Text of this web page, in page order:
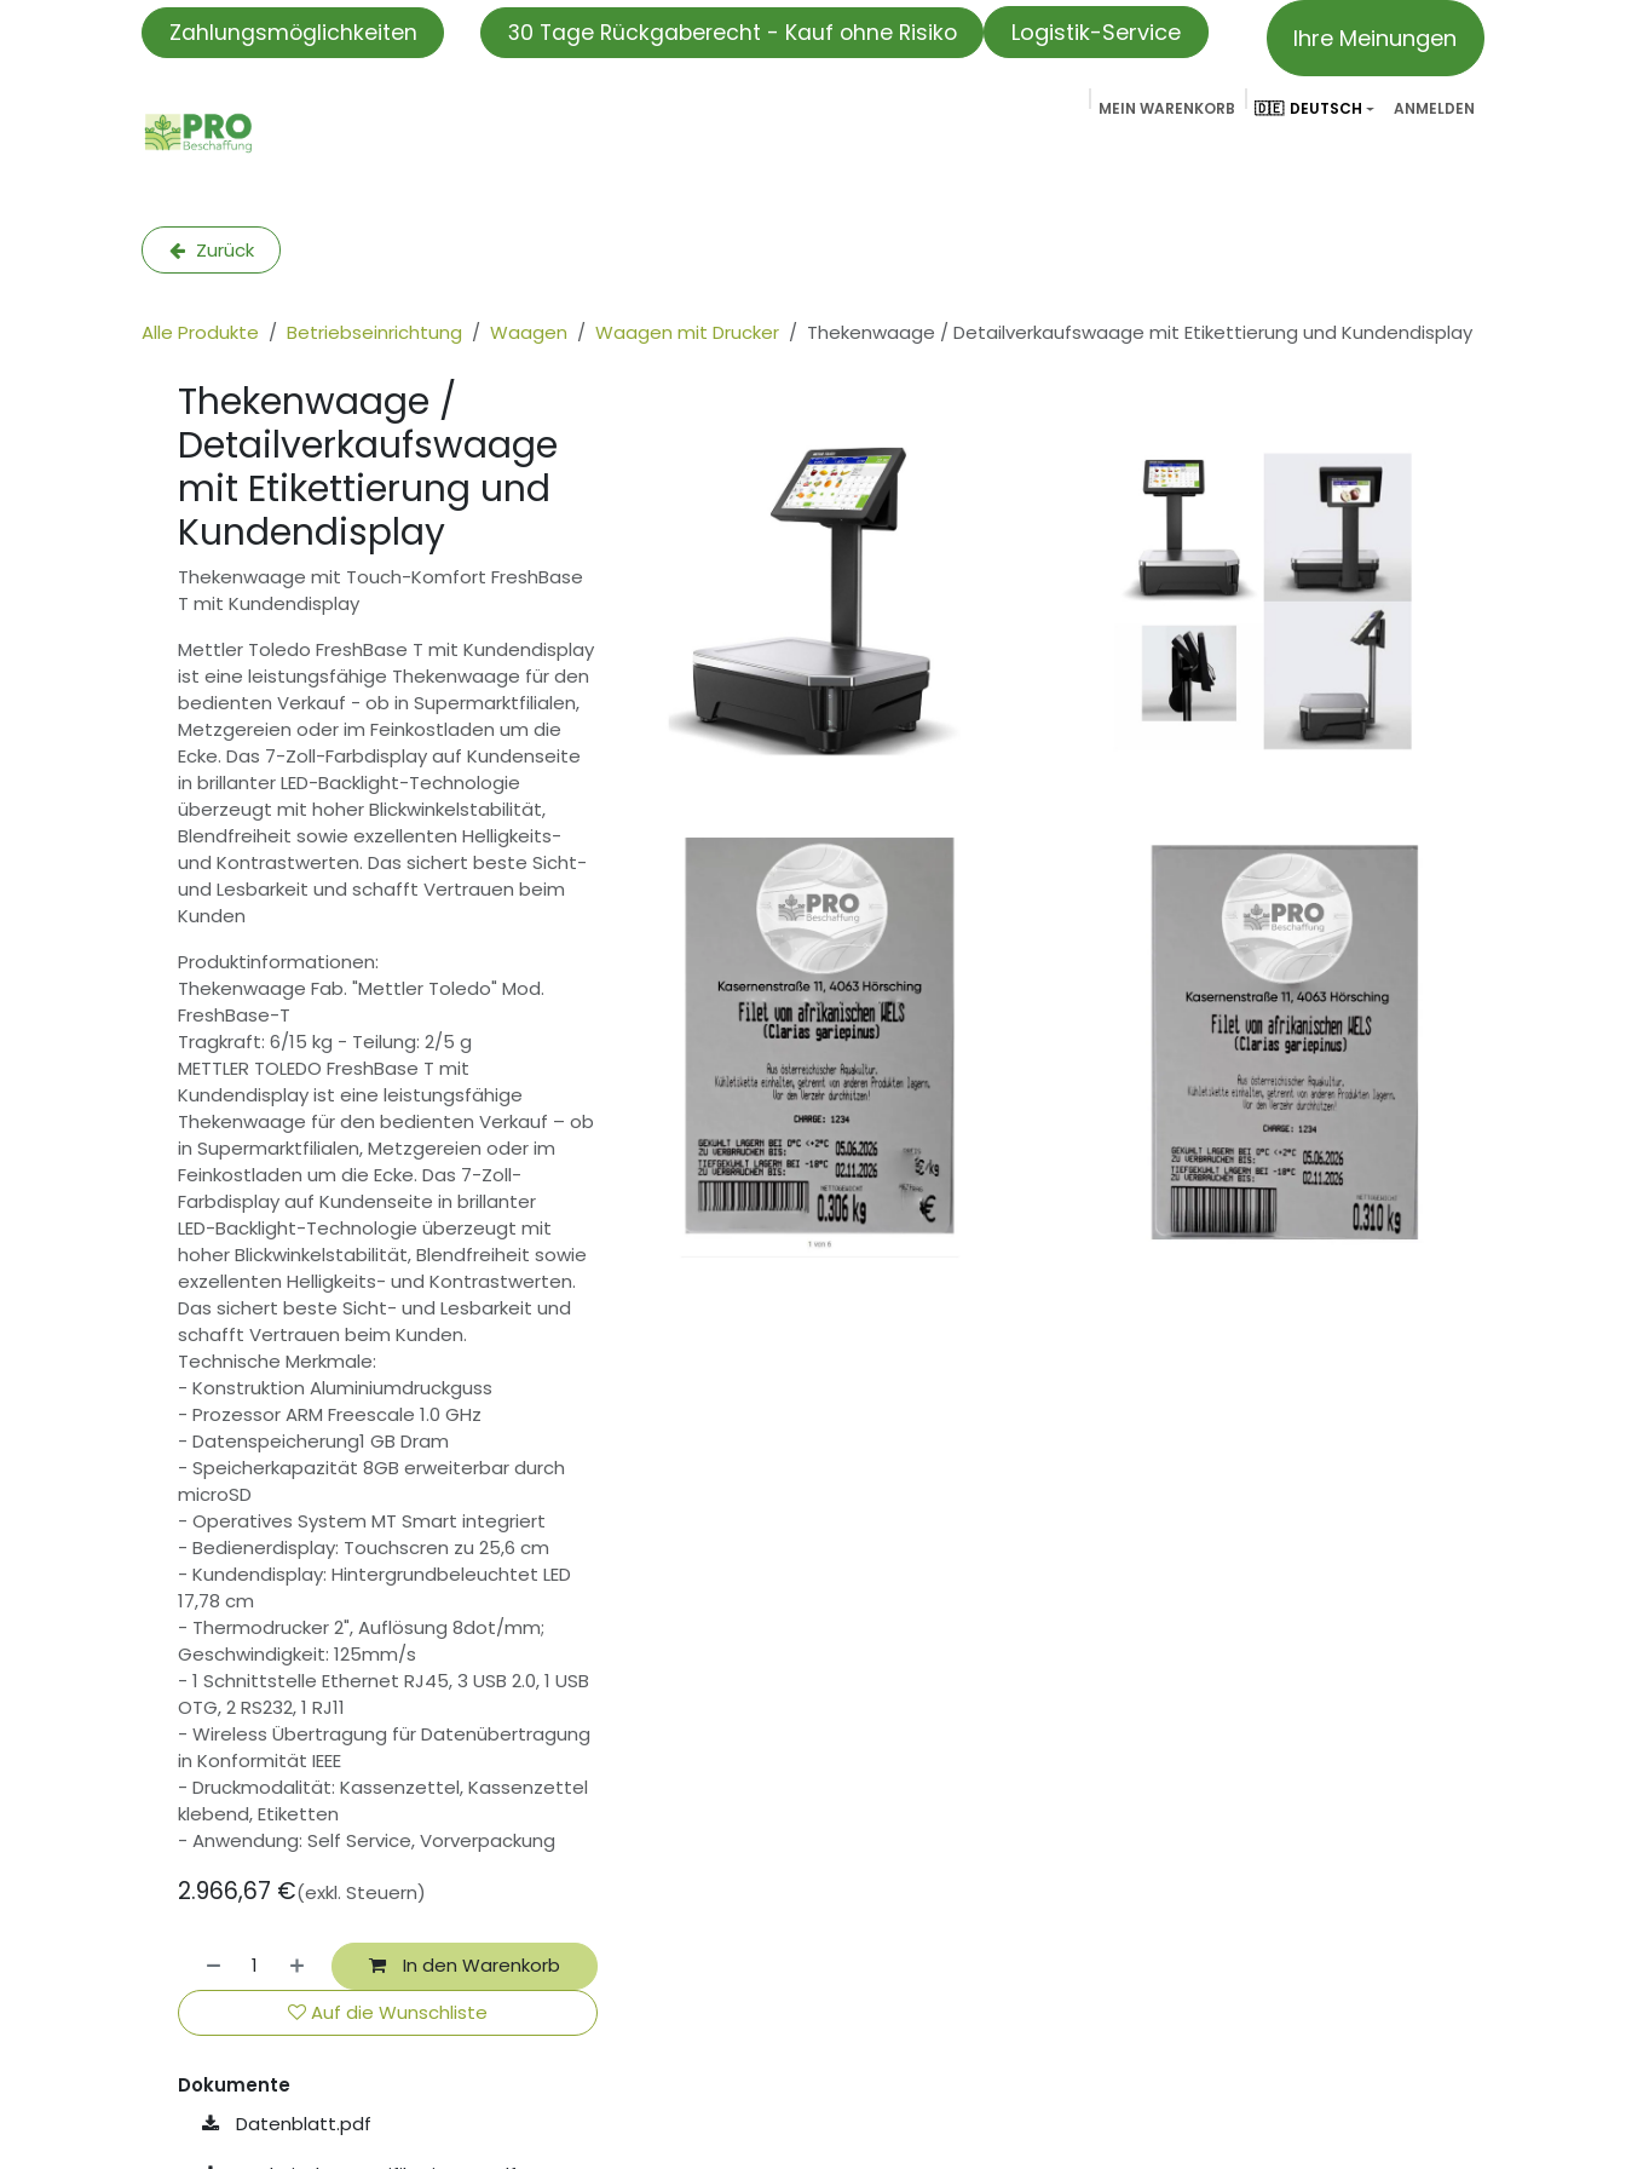
Zum Inhalt springen
Zahlungsmöglichkeiten 30 Tage Rückgaberecht - Kauf ohne Risiko Logistik-Service Ihre Meinungen
MEIN WARENKORB 🇩🇪 DEUTSCH ANMELDEN
Zurück
Alle Produkte Betriebseinrichtung Waagen Waagen mit Drucker Thekenwaage / Detailverkaufswaage mit Etikettierung und Kundendisplay
Thekenwaage /
Detailverkaufswaage
mit Etikettierung und
Kundendisplay
Thekenwaage mit Touch-Komfort FreshBase
T mit Kundendisplay
Mettler Toledo FreshBase T mit Kundendisplay
ist eine leistungsfähige Thekenwaage für den
bedienten Verkauf - ob in Supermarktfilialen,
Metzgereien oder im Feinkostladen um die
Ecke. Das 7-Zoll-Farbdisplay auf Kundenseite
in brillanter LED-Backlight-Technologie
überzeugt mit hoher Blickwinkelstabilität,
Blendfreiheit sowie exzellenten Helligkeits-
und Kontrastwerten. Das sichert beste Sicht-
und Lesbarkeit und schafft Vertrauen beim
Kunden
Produktinformationen:
Thekenwaage Fab. "Mettler Toledo" Mod.
FreshBase-T
Tragkraft: 6/15 kg - Teilung: 2/5 g
METTLER TOLEDO FreshBase T mit
Kundendisplay ist eine leistungsfähige
Thekenwaage für den bedienten Verkauf – ob
in Supermarktfilialen, Metzgereien oder im
Feinkostladen um die Ecke. Das 7-Zoll-
Farbdisplay auf Kundenseite in brillanter
LED-Backlight-Technologie überzeugt mit
hoher Blickwinkelstabilität, Blendfreiheit sowie
exzellenten Helligkeits- und Kontrastwerten.
Das sichert beste Sicht- und Lesbarkeit und
schafft Vertrauen beim Kunden.
Technische Merkmale:
- Konstruktion Aluminiumdruckguss
- Prozessor ARM Freescale 1.0 GHz
- Datenspeicherung1 GB Dram
- Speicherkapazität 8GB erweiterbar durch
microSD
- Operatives System MT Smart integriert
- Bedienerdisplay: Touchscren zu 25,6 cm
- Kundendisplay: Hintergrundbeleuchtet LED
17,78 cm
- Thermodrucker 2", Auflösung 8dot/mm;
Geschwindigkeit: 125mm/s
- 1 Schnittstelle Ethernet RJ45, 3 USB 2.0, 1 USB
OTG, 2 RS232, 1 RJ11
- Wireless Übertragung für Datenübertragung
in Konformität IEEE
- Druckmodalität: Kassenzettel, Kassenzettel
klebend, Etiketten
- Anwendung: Self Service, Vorverpackung
2.966,67 €(exkl. Steuern)
In den Warenkorb
Auf die Wunschliste
Dokumente
Datenblatt.pdf